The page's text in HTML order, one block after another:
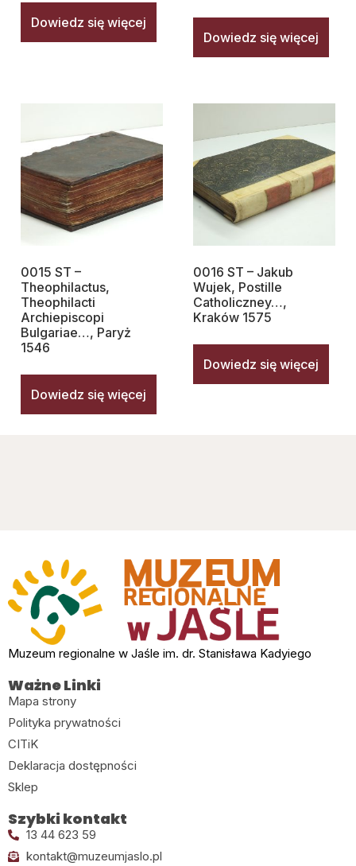
Dowiedz się więcej
Dowiedz się więcej
0015 ST –
Theophilactus,
Theophilacti
Archiepiscopi
Bulgariae…, Paryż
1546
Dowiedz się więcej
0016 ST – Jakub
Wujek, Postille
Catholiczney…,
Kraków 1575
Dowiedz się więcej
Muzeum regionalne w Jaśle im. dr. Stanisława Kadyiego
Ważne Linki
Mapa strony
Polityka prywatności
CITiK
Deklaracja dostępności
Sklep
Szybki kontakt
13 44 623 59
kontakt@muzeumjaslo.pl